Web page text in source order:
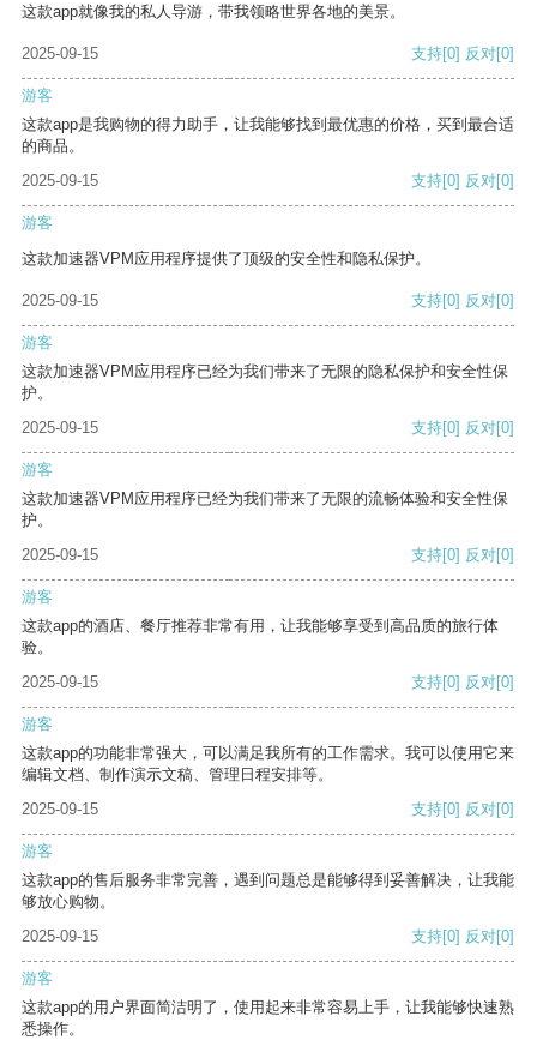
这款app就像我的私人导游，带我领略世界各地的美景。
2025-09-15 支持[0] 反对[0]
游客
这款app是我购物的得力助手，让我能够找到最优惠的价格，买到最合适
的商品。
2025-09-15
支持[0] 反对[0]
游客
这款加速器VPM应用程序提供了顶级的安全性和隐私保护。
2025-09-15 支持[0] 反对[0]
游客
这款加速器VPM应用程序已经为我们带来了无限的隐私保护和安全性保
护。
2025-09-15
支持[0] 反对[0]
游客
这款加速器VPM应用程序已经为我们带来了无限的流畅体验和安全性保
护。
2025-09-15
支持[0] 反对[0]
游客
这款app的酒店、餐厅推荐非常有用，让我能够享受到高品质的旅行体
验。
2025-09-15
支持[0] 反对[0]
游客
这款app的功能非常强大，可以满足我所有的工作需求。我可以使用它来
编辑文档、制作演示文稿、管理日程安排等。
2025-09-15
支持[0] 反对[0]
游客
这款app的售后服务非常完善，遇到问题总是能够得到妥善解决，让我能
够放心购物。
2025-09-15
支持[0] 反对[0]
游客
这款app的用户界面简洁明了，使用起来非常容易上手，让我能够快速熟
悉操作。